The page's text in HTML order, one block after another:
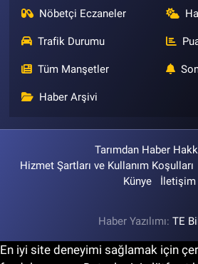
Nöbetçi Eczaneler
Trafik Durumu
Tüm Manşetler
Haber Arşivi
Tarımdan Haber
Hizmet Şartları ve Kullanım Koşulları
Künye
İletişim
Haber Yazılımı: TE
En iyi site deneyimi sağlamak için